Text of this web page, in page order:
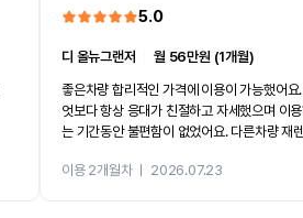
5.0
디 올뉴그랜저 ㅣ월 56만원 (1개월)
좋은차량 합리적인 가격에 이용이 가능했어요
엇보다 항상 응대가 친절하고 자세했으며 이
는 기간동안 불편함이 없었어요. 다른차량 재
카 렌트 고민없이 강추합니다!!
이용 2개월차ㅣ 2026.07.23